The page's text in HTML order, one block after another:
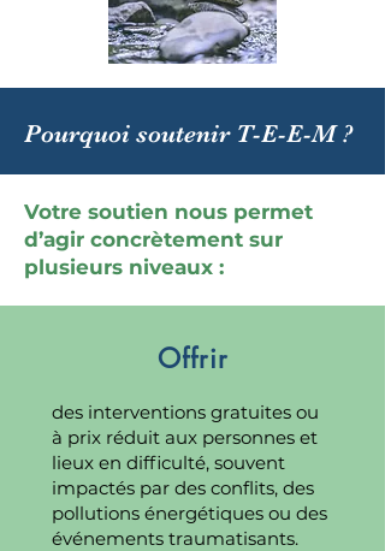
Pourquoi soutenir T-E-E-M ?
Votre soutien nous permet
d’agir concrètement sur
plusieurs niveaux :
Offrir
des interventions gratuites ou
à prix réduit aux personnes et
lieux en difficulté, souvent
impactés par des conflits, des
pollutions énergétiques ou des
événements traumatisants.